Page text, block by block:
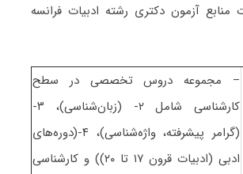
منابع آزمون دکتری رشته ادبیات فراﻧﺴﻪ
– مجموعه دروس تخصصی در سطح
کارشناسی شامل ۲- (زبان‌شناسی)، ۳-
(گرامر پیشرفته، واژه‌شناسی)، ۴-(دوره‌های
ادبی (ادبیات قرون ۱۷ تا ۲۰)) و کارشناسی